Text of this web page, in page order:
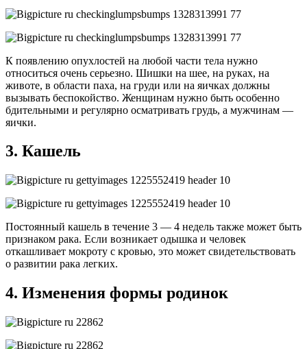
К появлению опухлостей на любой части тела нужно
относиться очень серьезно. Шишки на шее, на руках, на
животе, в области паха, на груди или на яичках должны
вызывать беспокойство. Женщинам нужно быть особенно
бдительными и регулярно осматривать грудь, а мужчинам —
яички.
3. Кашель
Постоянный кашель в течение 3 — 4 недель также может быть
признаком рака. Если возникает одышка и человек
откашливает мокроту с кровью, это может свидетельствовать
о развитии рака легких.
4. Изменения формы родинок